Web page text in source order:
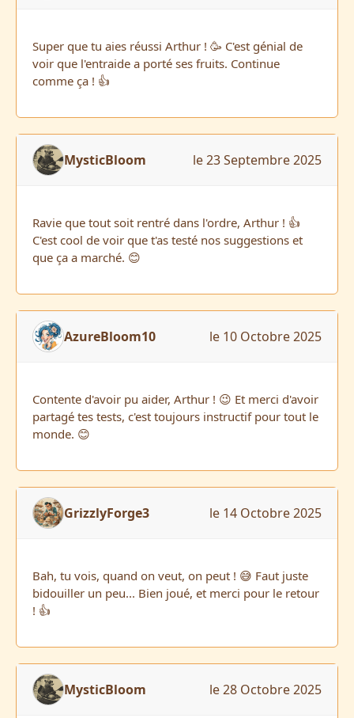
Super que tu aies réussi Arthur ! 🥳 C'est génial de
voir que l'entraide a porté ses fruits. Continue
comme ça ! 👍
MysticBloom le 23 Septembre 2025
Ravie que tout soit rentré dans l'ordre, Arthur ! 👍
C'est cool de voir que t'as testé nos suggestions et
que ça a marché. 😊
AzureBloom10 le 10 Octobre 2025
Contente d'avoir pu aider, Arthur ! 😉 Et merci d'avoir
partagé tes tests, c'est toujours instructif pour tout le
monde. 😊
GrizzlyForge3 le 14 Octobre 2025
Bah, tu vois, quand on veut, on peut ! 😅 Faut juste
bidouiller un peu... Bien joué, et merci pour le retour
! 👍
MysticBloom le 28 Octobre 2025